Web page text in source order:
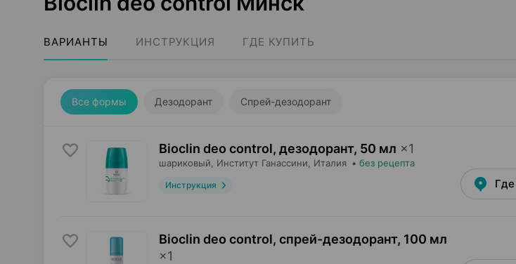
ВАРИАНТЫ ИНСТРУКЦИЯ ГДЕ КУПИТЬ
Все формы Дезодорант Спрей-дезодорант
Bioclin deo control, дезодорант, 50 мл ×1
шариковый, Институт Ганассини , Италия • без рецепта
Инструкция
Bioclin deo control, спрей-дезодорант, 100 мл
×1